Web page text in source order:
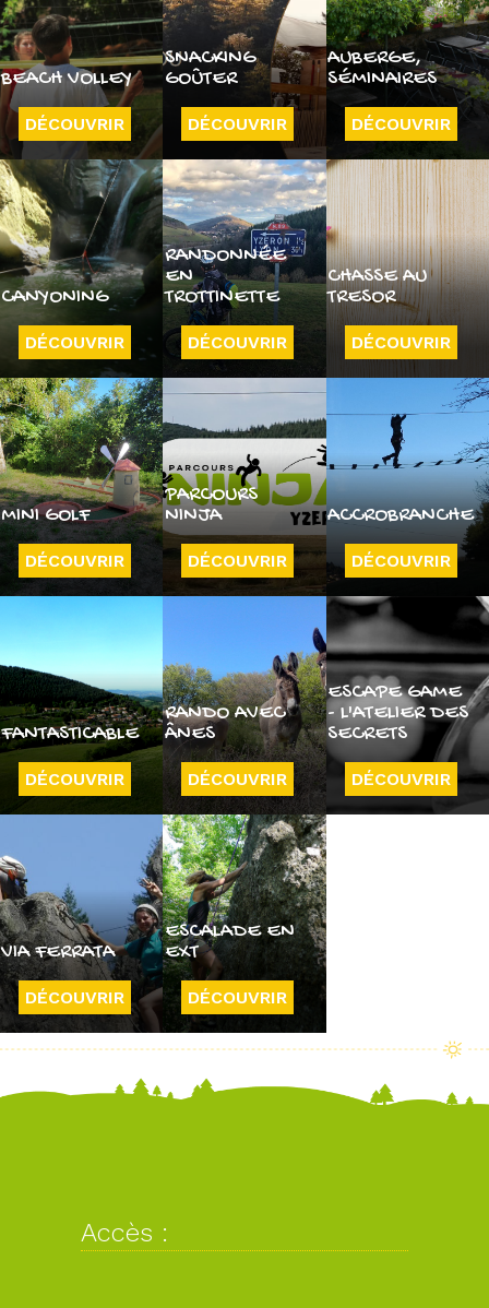
BEACH VOLLEY
DÉCOUVRIR
SNACKING
GOÛTER
DÉCOUVRIR
AUBERGE,
SÉMINAIRES
DÉCOUVRIR
CANYONING
DÉCOUVRIR
RANDONNÉE
EN
TROTTINETTE
DÉCOUVRIR
CHASSE AU
TRESOR
DÉCOUVRIR
MINI GOLF
DÉCOUVRIR
PARCOURS
NINJA
DÉCOUVRIR
ACCROBRANCHE
DÉCOUVRIR
FANTASTICABLE
DÉCOUVRIR
RANDO AVEC
ÂNES
DÉCOUVRIR
ESCAPE GAME
- L'ATELIER DES
SECRETS
DÉCOUVRIR
VIA FERRATA
DÉCOUVRIR
ESCALADE EN
EXT
DÉCOUVRIR
Accès :